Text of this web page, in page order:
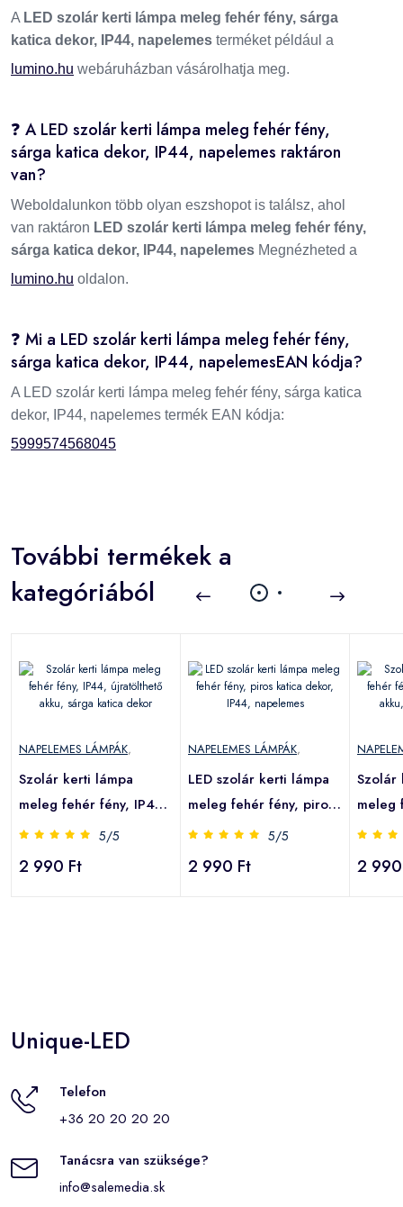
A LED szolár kerti lámpa meleg fehér fény, sárga
katica dekor, IP44, napelemes terméket például a
lumino.hu webáruházban vásárolhatja meg.
❓ A LED szolár kerti lámpa meleg fehér fény,
sárga katica dekor, IP44, napelemes raktáron
van?
Weboldalunkon több olyan eszshopot is találsz, ahol
van raktáron LED szolár kerti lámpa meleg fehér fény,
sárga katica dekor, IP44, napelemes Megnézheted a
lumino.hu oldalon.
❓ Mi a LED szolár kerti lámpa meleg fehér fény,
sárga katica dekor, IP44, napelemesEAN kódja?
A LED szolár kerti lámpa meleg fehér fény, sárga katica
dekor, IP44, napelemes termék EAN kódja:
5999574568045
További termékek a
kategóriából
NAPELEMES LÁMPÁK,
Szolár kerti lámpa
meleg fehér fény, IP44,
újratölthető akku, sárga
5/5
2 990 Ft
NAPELEMES LÁMPÁK,
LED szolár kerti lámpa
meleg fehér fény, piros
katica dekor, IP44,
5/5
2 990 Ft
Szolár
meleg
2
Unique-LED
Telefon
+36 20 20 20 20
Tanácsra van szüksége?
info@salemedia.sk